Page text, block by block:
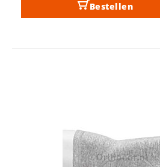
Bestellen